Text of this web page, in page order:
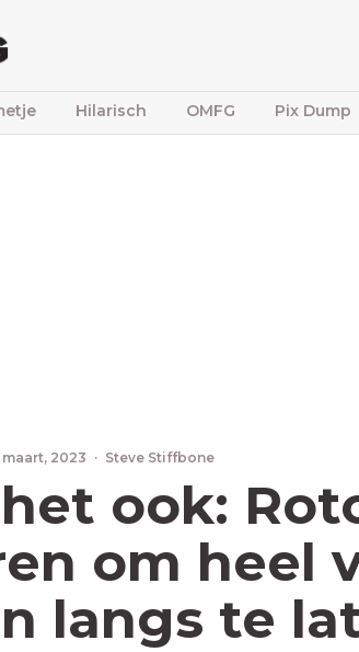
Hilarisch OMFG Pix Dump
maart, 2023 · Steve Stiffbone
ook:
om heel
langs te